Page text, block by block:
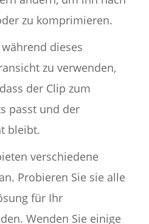
zu komprimieren.
dieses
zu verwenden,
der Clip zum
passt und der
bleibt.
verschiedene
Probieren Sie sie alle
für Ihr
Wenden Sie einige